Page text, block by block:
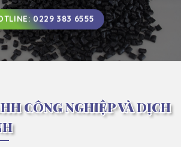
0229 383 6555
CÔNG NGHIỆP VÀ DỊCH